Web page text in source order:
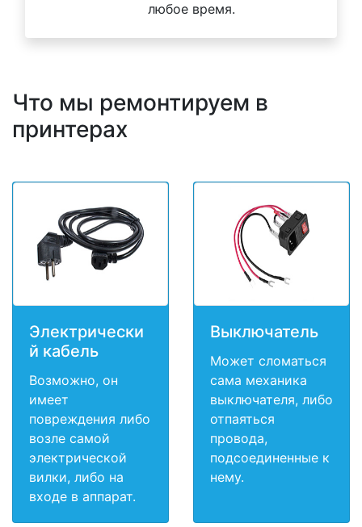
любое время.
Что мы ремонтируем в
принтерах
Электрически
й кабель
Возможно, он
имеет
повреждения либо
возле самой
электрической
вилки, либо на
входе в аппарат.
Выключатель
Может сломаться
сама механика
выключателя, либо
отпаяться
провода,
подсоединенные к
нему.